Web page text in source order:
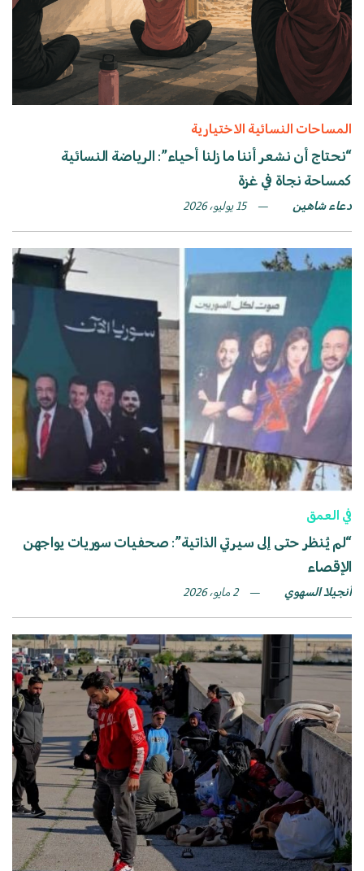
المساحات النسائية الاختيارية
“نحتاج أن نشعر أننا ما زلنا أحياء”: الرياضة النسائية
كمساحة نجاة في غزة
دعاء شاهين 15 يوليو، 2026
في العمق
“لم يُنظر حتى إلى سيرتي الذاتية”: صحفيات سوريات يواجهن
الإقصاء
آنجيلا السهوي 2 مايو، 2026